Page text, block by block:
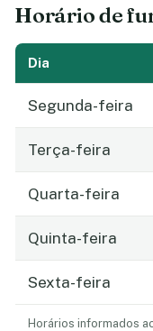
Horário de
Dia
Segunda-feira
Terça-feira
Quarta-feira
Quinta-feira
Sexta-feira
Horários informados